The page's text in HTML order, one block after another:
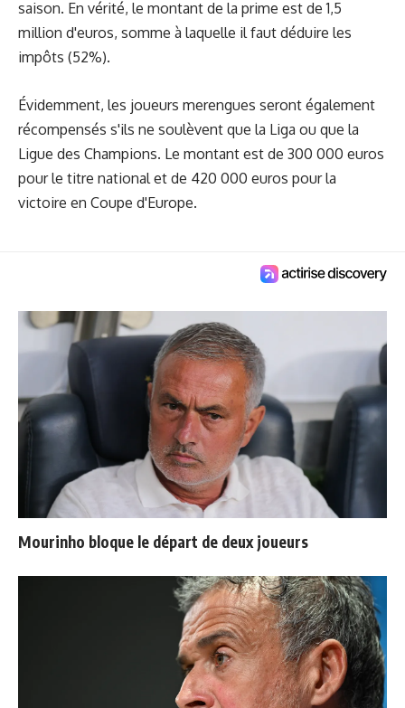
saison. En vérité, le montant de la prime est de 1,5
million d'euros, somme à laquelle il faut déduire les
impôts (52%).
Évidemment, les joueurs merengues seront également
récompensés s'ils ne soulèvent que la Liga ou que la
Ligue des Champions. Le montant est de 300 000 euros
pour le titre national et de 420 000 euros pour la
victoire en Coupe d'Europe.
Mourinho bloque le départ de deux joueurs